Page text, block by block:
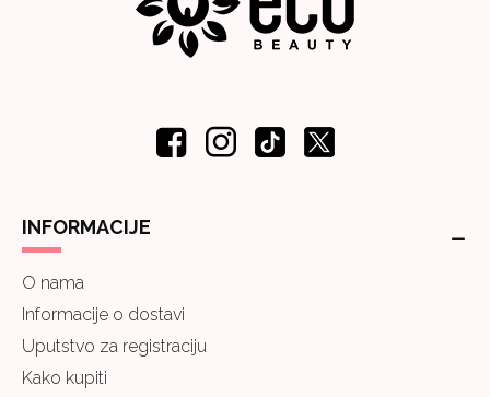
INFORMACIJE
O nama
Informacije o dostavi
Uputstvo za registraciju
Kako kupiti